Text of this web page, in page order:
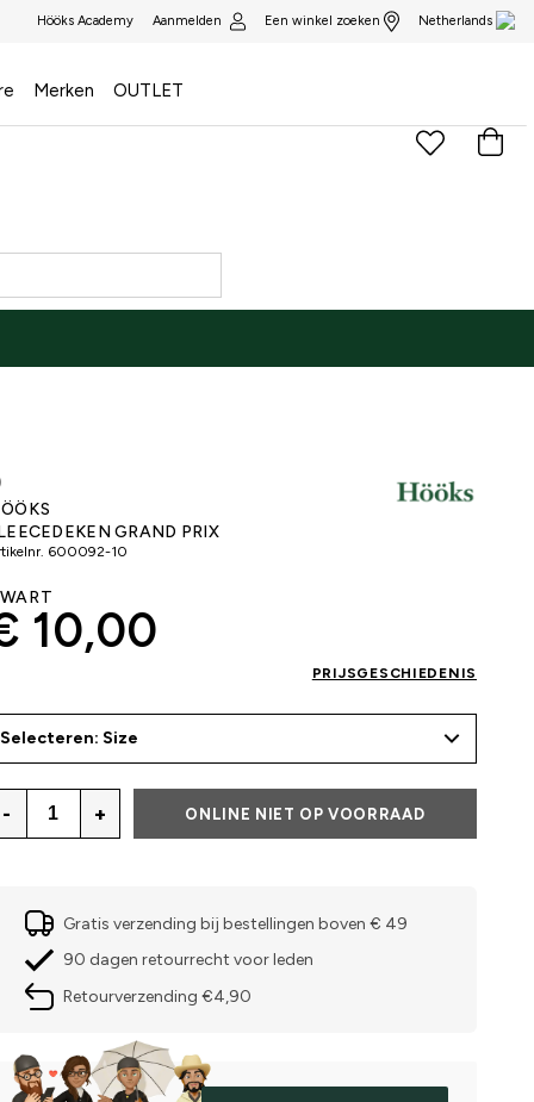
Hööks Academy Aanmelden Een winkel zoeken Netherlands
Merken OUTLET
GRAND PRIX
600092-10
10,00
PRIJSGESCHIEDENIS
Selecteren: Size
- + ONLINE NIET OP VOORRAAD
Gratis verzending bij bestellingen boven € 49
90 dagen retourrecht voor leden
Retourverzending €4,90